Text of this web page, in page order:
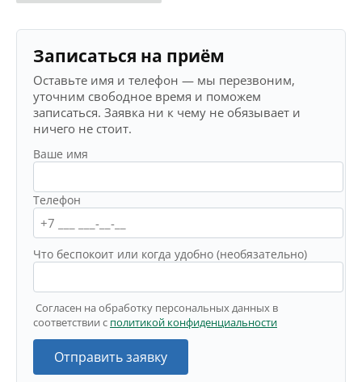
Записаться на приём
Оставьте имя и телефон — мы перезвоним,
уточним свободное время и поможем
записаться. Заявка ни к чему не обязывает и
ничего не стоит.
Ваше имя
Телефон
Что беспокоит или когда удобно (необязательно)
Согласен на обработку персональных данных в
соответствии с политикой конфиденциальности
Отправить заявку